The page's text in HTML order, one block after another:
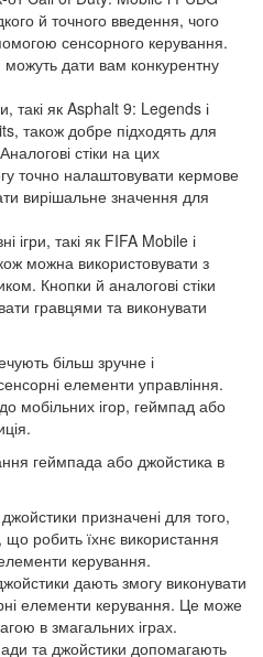
й точного введення, чого
сенсорного керування.
дати вам конкурентну
такі як Asphalt 9: Legends і
також добре підходять для
стіки на цих
точно налаштовувати кермове
вирішальне значення для
ігри, такі як FIFA Mobile і
можна використовувати з
Кнопки й аналогові стіки
гравцями та виконувати
більш зручне і
елементи управління.
мобільних ігор, геймпад або
геймпада або джойстика в
призначені для того,
робить їхнє використання
керування.
дають змогу виконувати
елементи керування. Це може
в змагальних іграх.
та джойстики допомагають